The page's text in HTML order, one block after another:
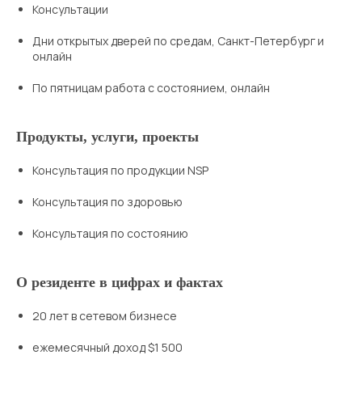
Консультации
Дни открытых дверей по средам, Санкт-Петербург и
онлайн
По пятницам работа с состоянием, онлайн
Продукты, услуги, проекты
Консультация по продукции NSP
Консультация по здоровью
Консультация по состоянию
О резиденте в цифрах и фактах
20 лет в сетевом бизнесе
ежемесячный доход $1 500